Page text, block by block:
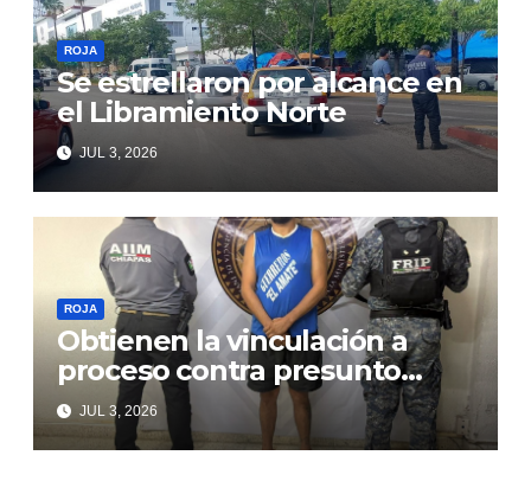
ROJA
Se estrellaron por alcance en
el Libramiento Norte
JUL 3, 2026
ROJA
Obtienen la vinculación a
proceso contra presunto
responsable de violencia
familiar
JUL 3, 2026